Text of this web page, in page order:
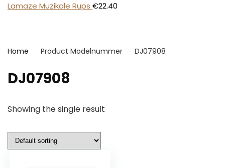
Lamaze Muzikale Rups €22.40
Home Product Modelnummer ‎DJ07908
‎DJ07908
Showing the single result